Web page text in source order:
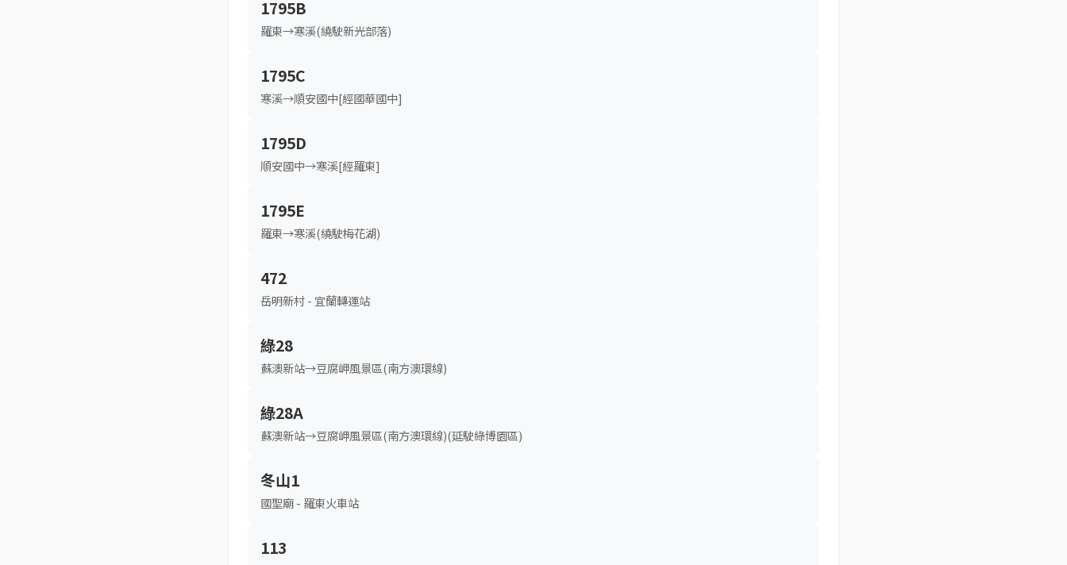
1795B
羅東→寒溪(繞駛新光部落)
1795C
寒溪→順安國中[經國華國中]
1795D
順安國中→寒溪[經羅東]
1795E
羅東→寒溪(繞駛梅花湖)
472
岳明新村 - 宜蘭轉運站
綠28
蘇澳新站→豆腐岬風景區(南方澳環線)
綠28A
蘇澳新站→豆腐岬風景區(南方澳環線)(延駛綠博園區)
冬山1
國聖廟 - 羅東火車站
113